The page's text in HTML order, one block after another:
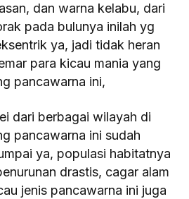
dan warna kelabu, dari
pada bulunya inilah yg
ya, jadi tidak heran
para kicau mania yang
pancawarna ini,
dari berbagai wilayah di
pancawarna ini sudah
ya, populasi habitatnya
drastis, cagar alam
jenis pancawarna ini juga